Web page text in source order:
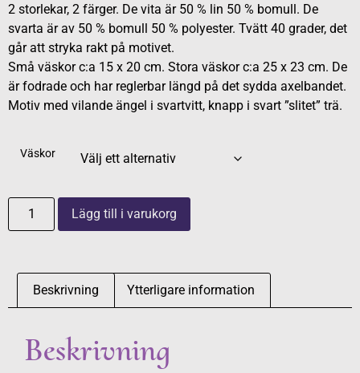
2 storlekar, 2 färger. De vita är 50 % lin 50 % bomull. De
svarta är av 50 % bomull 50 % polyester. Tvätt 40 grader, det
går att stryka rakt på motivet.
Små väskor c:a 15 x 20 cm. Stora väskor c:a 25 x 23 cm. De
är fodrade och har reglerbar längd på det sydda axelbandet.
Motiv med vilande ängel i svartvitt, knapp i svart ”slitet” trä.
Väskor
Lägg till i varukorg
Beskrivning Ytterligare information
Beskrivning